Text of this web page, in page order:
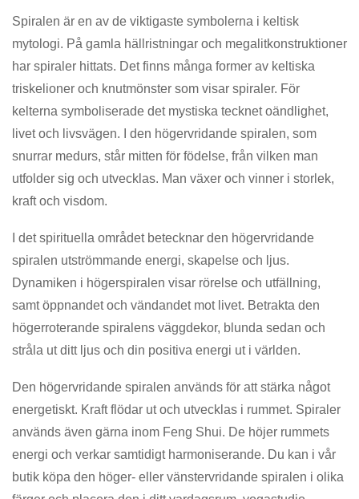
Spiralen är en av de viktigaste symbolerna i keltisk
mytologi. På gamla hällristningar och megalitkonstruktioner
har spiraler hittats. Det finns många former av keltiska
triskelioner och knutmönster som visar spiraler. För
kelterna symboliserade det mystiska tecknet oändlighet,
livet och livsvägen. I den högervridande spiralen, som
snurrar medurs, står mitten för födelse, från vilken man
utfolder sig och utvecklas. Man växer och vinner i storlek,
kraft och visdom.
I det spirituella området betecknar den högervridande
spiralen utströmmande energi, skapelse och ljus.
Dynamiken i högerspiralen visar rörelse och utfällning,
samt öppnandet och vändandet mot livet. Betrakta den
högerroterande spiralens väggdekor, blunda sedan och
stråla ut ditt ljus och din positiva energi ut i världen.
Den högervridande spiralen används för att stärka något
energetiskt. Kraft flödar ut och utvecklas i rummet. Spiraler
används även gärna inom Feng Shui. De höjer rummets
energi och verkar samtidigt harmoniserande. Du kan i vår
butik köpa den höger- eller vänstervridande spiralen i olika